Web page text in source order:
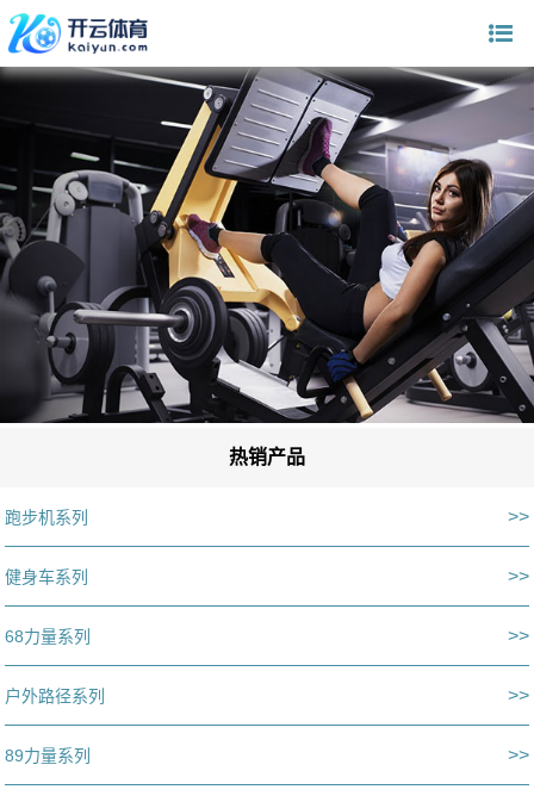
热销产品
跑步机系列 >>
健身车系列 >>
68力量系列 >>
户外路径系列 >>
89力量系列 >>